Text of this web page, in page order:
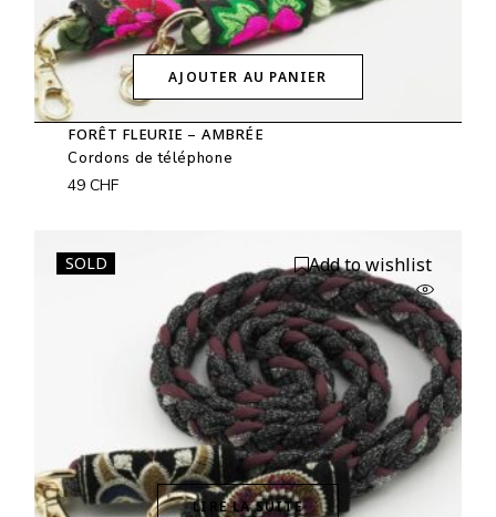
AJOUTER AU PANIER
FORÊT FLEURIE – AMBRÉE
Cordons de téléphone
49CHF
SOLD
LIRE LA SUITE
Add to wishlist